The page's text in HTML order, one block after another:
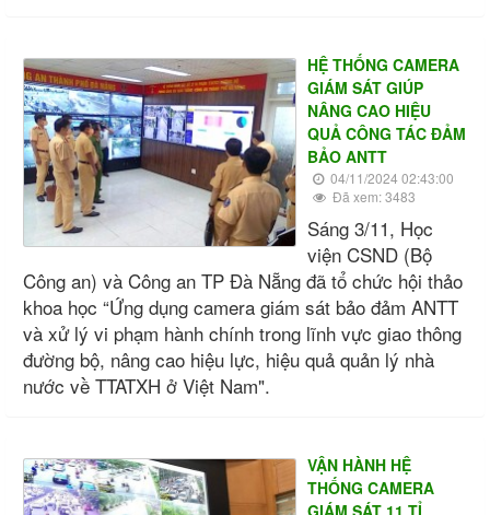
HỆ THỐNG CAMERA
GIÁM SÁT GIÚP
NÂNG CAO HIỆU
QUẢ CÔNG TÁC ĐẢM
BẢO ANTT
04/11/2024 02:43:00
Đã xem: 3483
Sáng 3/11, Học
viện CSND (Bộ
Công an) và Công an TP Đà Nẵng đã tổ chức hội thảo
khoa học “Ứng dụng camera giám sát bảo đảm ANTT
và xử lý vi phạm hành chính trong lĩnh vực giao thông
đường bộ, nâng cao hiệu lực, hiệu quả quản lý nhà
nước về TTATXH ở Việt Nam".
VẬN HÀNH HỆ
THỐNG CAMERA
GIÁM SÁT 11 TỈ